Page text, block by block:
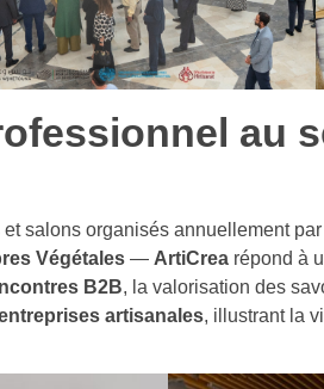
au
salons organisés annuellement par
Végétales — ArtiCrea répond à
B2B, la valorisation des
artisanales, illustrant la